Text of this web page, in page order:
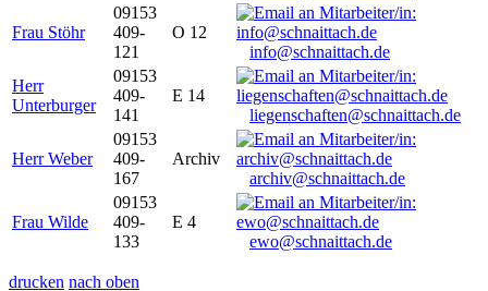
Frau Stöhr
09153
409-
121
O 12
info@schnaittach.de
Herr
Unterburger
09153
409-
141
E 14
liegenschaften@schnaittach.de
Herr Weber
09153
409-
167
Archiv
archiv@schnaittach.de
Frau Wilde
09153
409-
133
E 4
ewo@schnaittach.de
drucken nach oben